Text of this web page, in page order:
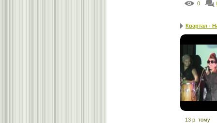
0
Квартал -
13 р. тому